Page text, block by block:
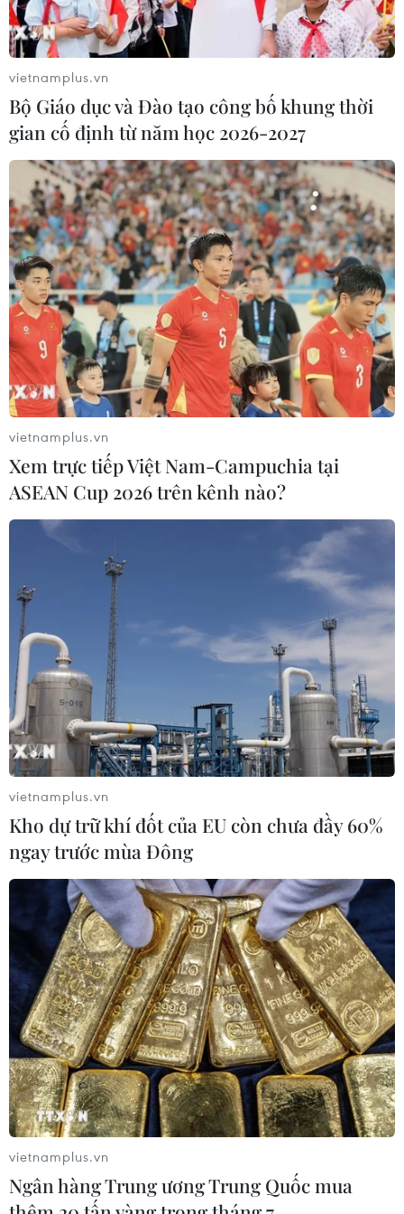
vietnamplus.vn
Bộ Giáo dục và Đào tạo công bố khung thời
gian cố định từ năm học 2026-2027
vietnamplus.vn
Xem trực tiếp Việt Nam-Campuchia tại
ASEAN Cup 2026 trên kênh nào?
vietnamplus.vn
Kho dự trữ khí đốt của EU còn chưa đầy 60%
ngay trước mùa Đông
vietnamplus.vn
Ngân hàng Trung ương Trung Quốc mua